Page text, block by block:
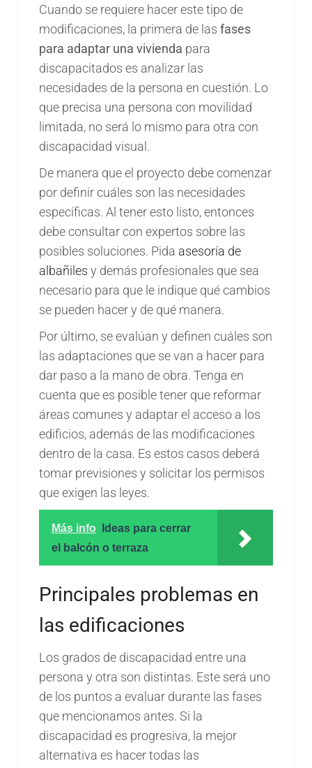
Cuando se requiere hacer este tipo de
modificaciones, la primera de las fases
para adaptar una vivienda para
discapacitados es analizar las
necesidades de la persona en cuestión. Lo
que precisa una persona con movilidad
limitada, no será lo mismo para otra con
discapacidad visual.
De manera que el proyecto debe comenzar
por definir cuáles son las necesidades
específicas. Al tener esto listo, entonces
debe consultar con expertos sobre las
posibles soluciones. Pida asesoría de
albañiles y demás profesionales que sea
necesario para que le indique qué cambios
se pueden hacer y de qué manera.
Por último, se evalúan y definen cuáles son
las adaptaciones que se van a hacer para
dar paso a la mano de obra. Tenga en
cuenta que es posible tener que reformar
áreas comunes y adaptar el acceso a los
edificios, además de las modificaciones
dentro de la casa. Es estos casos deberá
tomar previsiones y solicitar los permisos
que exigen las leyes.
Más info
Ideas para cerrar
el balcón o terraza
Principales problemas en
las edificaciones
Los grados de discapacidad entre una
persona y otra son distintas. Este será uno
de los puntos a evaluar durante las fases
que mencionamos antes. Si la
discapacidad es progresiva, la mejor
alternativa es hacer todas las